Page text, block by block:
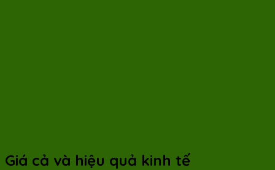
Giá cả và hiệu quả kinh tế